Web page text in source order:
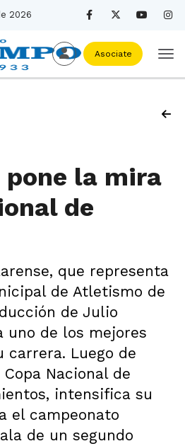
2026
Asociate
pone la mira
de
que representa
de Atletismo de
de Julio
uno de los mejores
carrera. Luego de
Nacional de
intensifica su
el campeonato
de un segundo